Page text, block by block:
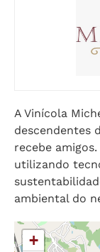
A Vinícola
descendentes
recebe
utilizando
ambiental do
+